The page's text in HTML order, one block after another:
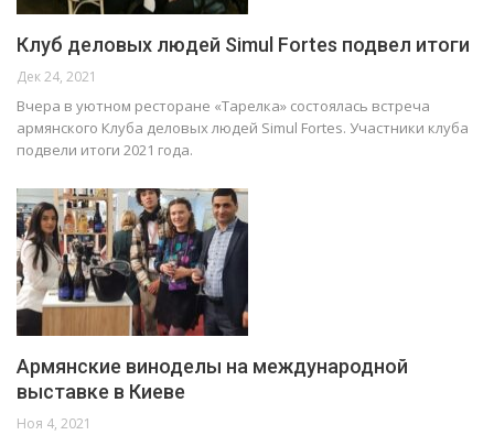
Клуб деловых людей Simul Fortes подвел итоги
Дек 24, 2021
Вчера в уютном ресторане «Тарелка» состоялась встреча
армянского Клуба деловых людей Simul Fortes. Участники клуба
подвели итоги 2021 года.
Армянские виноделы на международной
выставке в Киеве
Ноя 4, 2021